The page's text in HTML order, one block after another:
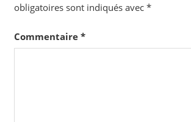
obligatoires sont indiqués avec *
Commentaire *